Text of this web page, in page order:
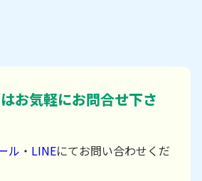
お気軽にお問合せ下さ
ル ・ LINEにてお問い合わせくだ